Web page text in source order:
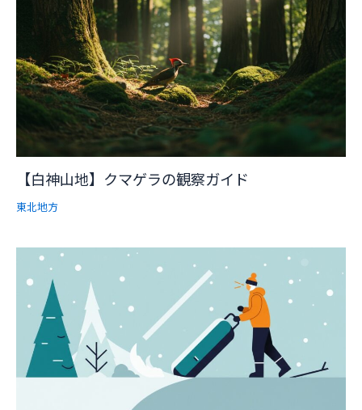
【白神山地】クマゲラの観察ガイド
東北地方